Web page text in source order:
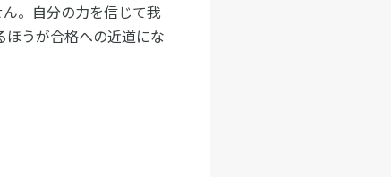
。自分の力を信じて我
ほうが合格への近道にな